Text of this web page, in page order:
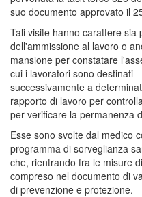
suo documento approvato il
Tali visite hanno carattere
dell'ammissione al lavoro o
mansione per constatare
cui i lavoratori sono destinati
successivamente a
rapporto di lavoro per
per verificare la permanenza
Esse sono svolte dal medico
programma di sorveglianza
che, rientrando fra le misure
compreso nel documento di
di prevenzione e protezione.